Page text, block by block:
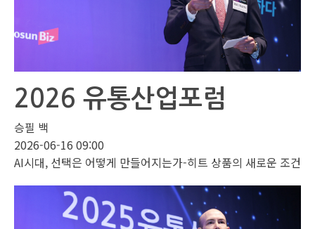
2026 유통산업포럼
승필 백
2026-06-16 09:00
AI시대, 선택은 어떻게 만들어지는가-히트 상품의 새로운 조건